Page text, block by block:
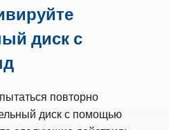
диск с
повторно
диск с помощью